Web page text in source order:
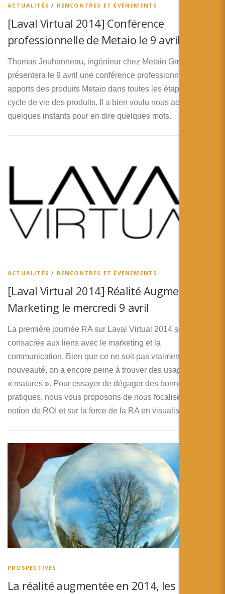
ACTUALITÉS / RENCONTRES ET ÉVENEMENTS
[Laval Virtual 2014] Conférence
professionnelle de Metaio le 9 avril
Thomas Jouhanneau, ingénieur chez Metaio GmbH, nous
présentera le 9 avril une conférence professionnelle sur les
apports des produits Metaio dans toutes les étapes du
cycle de vie des produits. Il a bien voulu nous accorder
quelques instants pour en dire quelques mots.
ACTUALITÉS / RENCONTRES ET ÉVENEMENTS
[Laval Virtual 2014] Réalité Augmentée et
Marketing le mercredi 9 avril
La première journée RA sur Laval Virtual 2014 sera donc
consacrée aux liens avec le marketing et la
communication. Bien que ce ne soit pas vraiment une
nouveauté, on a encore peine à trouver des usages
« matures ». Pour essayer de dégager des bonnes
pratiques, nous vous proposons de nous focaliser sur la
notion de ROI et sur la force de la RA en visualisation.
PROSPECTIVES
La réalité augmentée en 2014, les